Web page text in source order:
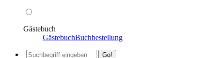
Gästebuch
GästebuchBuchbestellung